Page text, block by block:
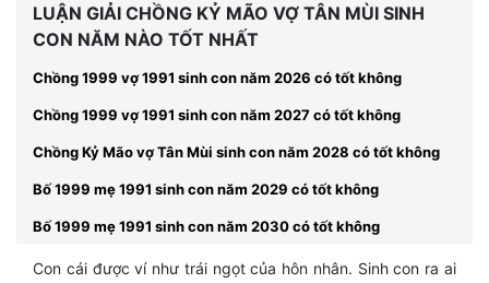
LUẬN GIẢI CHỒNG KỶ MÃO VỢ TÂN MÙI SINH
CON NĂM NÀO TỐT NHẤT
Chồng 1999 vợ 1991 sinh con năm 2026 có tốt không
Chồng 1999 vợ 1991 sinh con năm 2027 có tốt không
Chồng Kỷ Mão vợ Tân Mùi sinh con năm 2028 có tốt không
Bố 1999 mẹ 1991 sinh con năm 2029 có tốt không
Bố 1999 mẹ 1991 sinh con năm 2030 có tốt không
Con cái được ví như trái ngọt của hôn nhân. Sinh con ra ai